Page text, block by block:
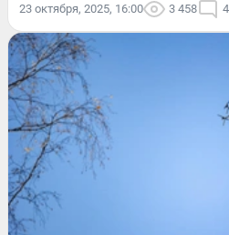
23 октября, 2025, 16:00 3 458 4